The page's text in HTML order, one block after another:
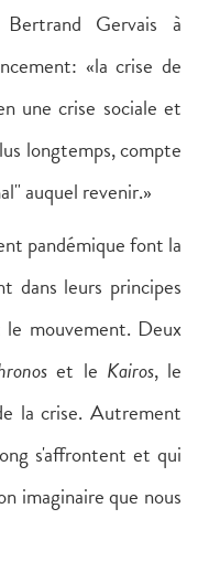
Gervais à
«la crise de
une crise sociale et
longtemps, compte
auquel revenir.»
pandémique font la
dans leurs principes
mouvement. Deux
et le Kairos, le
la crise. Autrement
s'affrontent et qui
imaginaire que nous